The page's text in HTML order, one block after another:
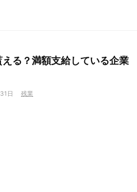
る？満額支給している企業
日 残業